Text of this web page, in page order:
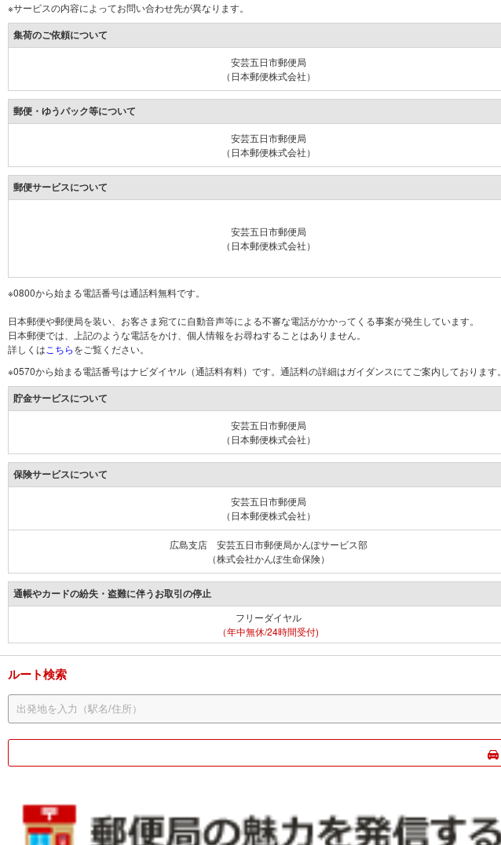
※サービスの内容によってお問い合わせ先が異なります。
集荷のご依頼について
安芸五日市郵便局
（日本郵便株式会社）
郵便・ゆうパック等について
安芸五日市郵便局
（日本郵便株式会社）
郵便サービスについて
安芸五日市郵便局
（日本郵便株式会社）
※0800から始まる電話番号は通話料無料です。
日本郵便や郵便局を装い、お客さま宛てに自動音声等による不審な電話がかかってくる事案が発生しています。
日本郵便では、上記のような電話をかけ、個人情報をお尋ねすることはありません。
詳しくは こちらをご覧ください。
※0570から始まる電話番号はナビダイヤル（通話料有料）です。通話料の詳細はガイダンスにてご案内しております。
貯金サービスについて
安芸五日市郵便局
（日本郵便株式会社）
保険サービスについて
安芸五日市郵便局
（日本郵便株式会社）
広島支店 安芸五日市郵便局かんぽサービス部
（株式会社かんぽ生命保険）
通帳やカードの紛失・盗難に伴うお取引の停止
フリーダイヤル
（年中無休/24時間受付)
ルート検索